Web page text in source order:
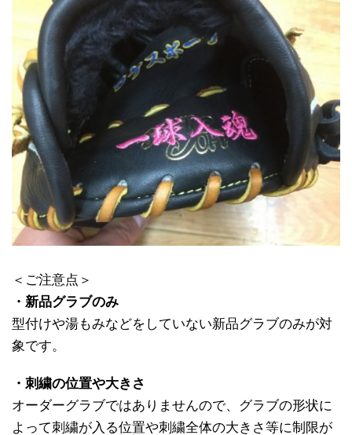
＜ご注意点＞
・新品グラブのみ
型付けや湯もみなどをしていない新品グラブのみが対
象です。
・刺繍の位置や大きさ
オーダーグラブではありませんので、グラブの形状に
よって刺繍が入る位置や刺繍全体の大きさ等に制限が